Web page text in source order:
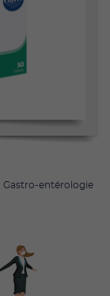
Gastro-entérologie